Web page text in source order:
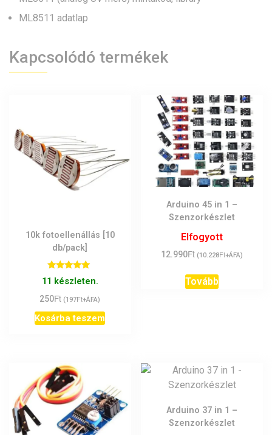
ML8511 adatlap
Kapcsolódó termékek
10k fotoellenállás [10
db/pack]
Értékelés:
5.00
11 készleten.
250Ft (197Ft+ÁFA)
Kosárba teszem
Arduino 45 in 1 –
Szenzorkészlet
Elfogyott
12.990Ft (10.228Ft+ÁFA)
Tovább
Arduino 37 in 1 –
Szenzorkészlet